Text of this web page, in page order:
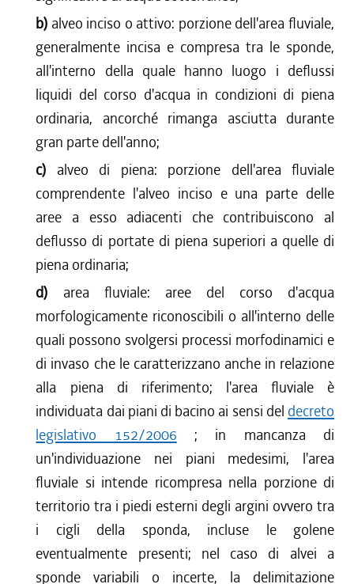
b) alveo inciso o attivo: porzione dell'area fluviale,
generalmente incisa e compresa tra le sponde,
all'interno della quale hanno luogo i deflussi
liquidi del corso d'acqua in condizioni di piena
ordinaria, ancorché rimanga asciutta durante
gran parte dell'anno;
c) alveo di piena: porzione dell'area fluviale
comprendente l'alveo inciso e una parte delle
aree a esso adiacenti che contribuiscono al
deflusso di portate di piena superiori a quelle di
piena ordinaria;
d) area fluviale: aree del corso d'acqua
morfologicamente riconoscibili o all'interno delle
quali possono svolgersi processi morfodinamici e
di invaso che le caratterizzano anche in relazione
alla piena di riferimento; l'area fluviale è
individuata dai piani di bacino ai sensi del decreto
legislativo 152/2006 ; in mancanza di
un'individuazione nei piani medesimi, l'area
fluviale si intende ricompresa nella porzione di
territorio tra i piedi esterni degli argini ovvero tra
i cigli della sponda, incluse le golene
eventualmente presenti; nel caso di alvei a
sponde variabili o incerte, la delimitazione